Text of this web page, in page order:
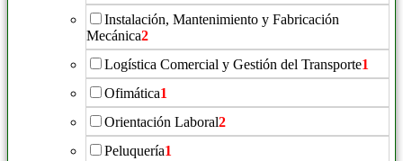
Instalación, Mantenimiento y Fabricación
Mecánica2
Logística Comercial y Gestión del Transporte1
Ofimática1
Orientación Laboral2
Peluquería1